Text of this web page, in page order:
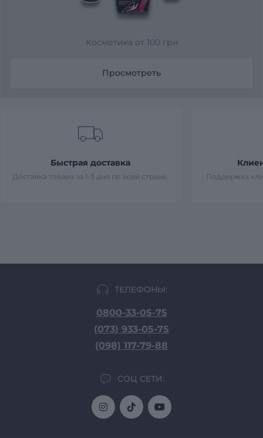
Косметика от 100 грн
Просмотреть
Быстрая доставка
Доставка товара за 1-3 дня по всей стране. Поддержка
ТЕЛЕФОНЫ:
0800-33-05-75
(073) 933-05-75
(098) 117-79-88
СОЦ СЕТИ: